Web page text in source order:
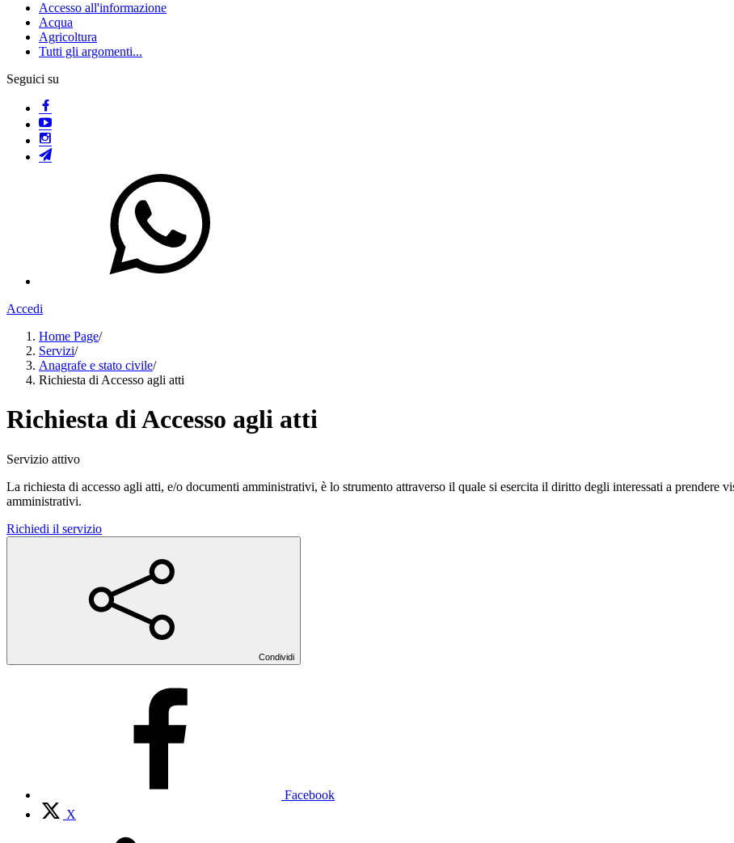
Accesso all'informazione
Acqua
Agricoltura
Tutti gli argomenti...
Seguici su
Accedi
Home Page/
Servizi/
Anagrafe e stato civile/
Richiesta di Accesso agli atti
Richiesta di Accesso agli atti
Servizio attivo
La richiesta di accesso agli atti, e/o documenti amministrativi, è lo strumento attraverso il quale si esercita il diritto degli interessati a prendere
amministrativi.
Richiedi il servizio
Condividi
Facebook
X